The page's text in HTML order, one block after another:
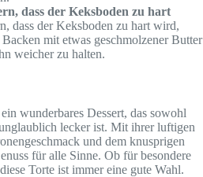
dass der Keksboden zu hart
dass der Keksboden zu hart wird,
mit etwas geschmolzener Butter
weicher zu halten.
wunderbares Dessert, das sowohl
lecker ist. Mit ihrer luftigen
und dem knusprigen
für alle Sinne. Ob für besondere
Torte ist immer eine gute Wahl.